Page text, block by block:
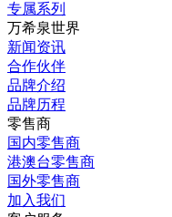
专属系列
万希泉世界
新闻资讯
合作伙伴
品牌介绍
品牌历程
零售商
国内零售商
港澳台零售商
国外零售商
加入我们